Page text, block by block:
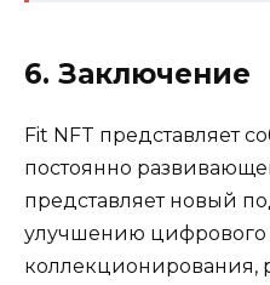
6. Заключение
Fit NFT представляет
постоянно
представляет новый
улучшению цифрового
коллекционирования,